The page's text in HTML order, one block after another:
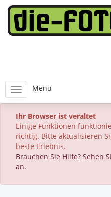
Menü
Ihr Browser ist veraltet
Einige Funktionen
richtig. Bitte aktualisieren
beste Erlebnis.
Brauchen Sie Hilfe? Sehen
an.